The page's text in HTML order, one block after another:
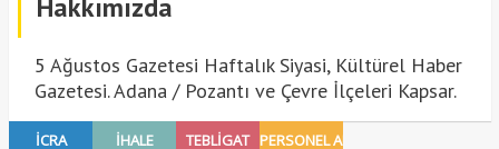
Hakkımızda
5 Ağustos Gazetesi Haftalık Siyasi, Kültürel Haber
Gazetesi. Adana / Pozantı ve Çevre İlçeleri Kapsar.